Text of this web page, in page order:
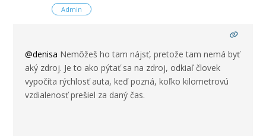
Admin
@denisa Nemôžeš ho tam nájsť, pretože tam nemá byť
aký zdroj. Je to ako pýtať sa na zdroj, odkiaľ človek
vypočíta rýchlosť auta, keď pozná, koľko kilometrovú
vzdialenosť prešiel za daný čas.